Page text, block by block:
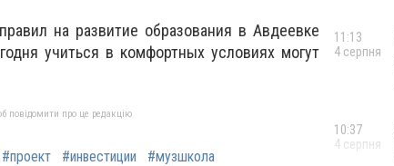
на развитие образования в Авдеевке
учиться в комфортных условиях могут
повідомити про це редакцію
#проект #инвестиции #музшкола
11:13
4 серпня
10:37
4 серпня